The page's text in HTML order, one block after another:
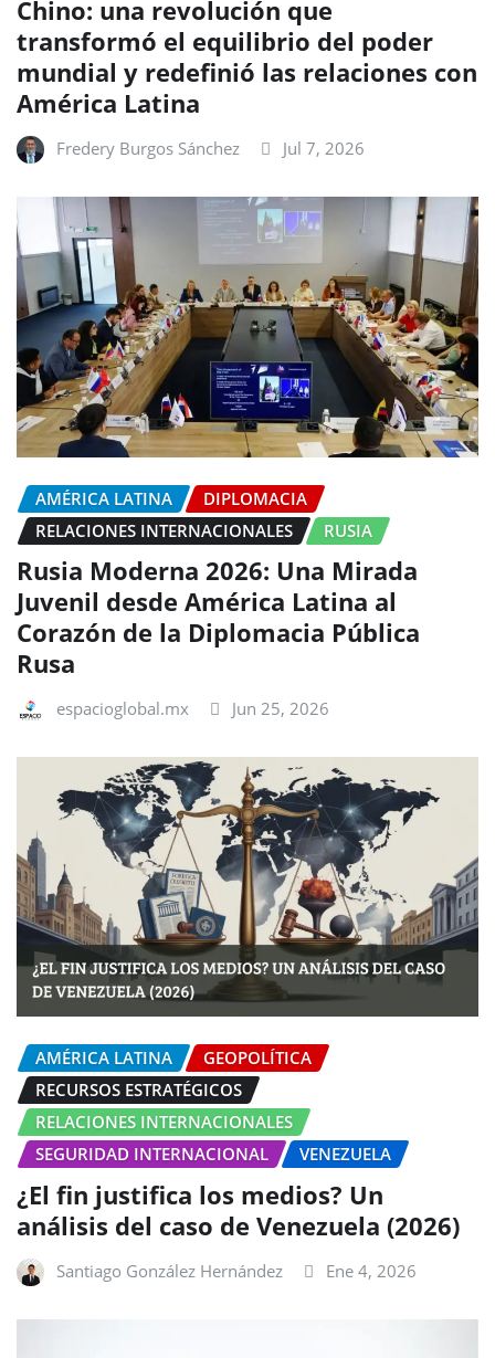
Chino: una revolución que
transformó el equilibrio del poder
mundial y redefinió las relaciones con
América Latina
Fredery Burgos Sánchez Jul 7, 2026
AMÉRICA LATINA
DIPLOMACIA
RELACIONES INTERNACIONALES
RUSIA
Rusia Moderna 2026: Una Mirada
Juvenil desde América Latina al
Corazón de la Diplomacia Pública
Rusa
espacioglobal.mx Jun 25, 2026
AMÉRICA LATINA
GEOPOLÍTICA
RECURSOS ESTRATÉGICOS
RELACIONES INTERNACIONALES
SEGURIDAD INTERNACIONAL
VENEZUELA
¿El fin justifica los medios? Un
análisis del caso de Venezuela (2026)
Santiago González Hernández Ene 4, 2026